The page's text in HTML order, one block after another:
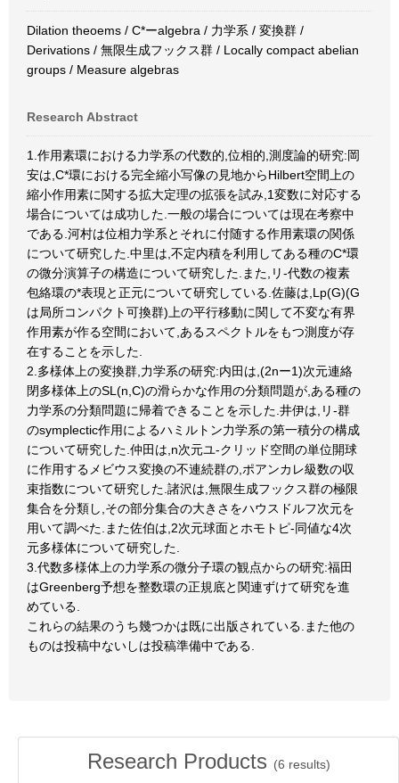
Dilation theoems / C*ーalgebra / 力学系 / 変換群 /
Derivations / 無限生成フックス群 / Locally compact abelian
groups / Measure algebras
Research Abstract
1.作用素環における力学系の代数的,位相的,測度論的研究:岡
安は,C*環における完全縮小写像の見地からHilbert空間上の
縮小作用素に関する拡大定理の拡張を試み,1変数に対応する
場合については成功した.一般の場合については現在考察中
である.河村は位相力学系とそれに付随する作用素環の関係
について研究した.中里は,不定内積を利用してある種のC*環
の微分演算子の構造について研究した.また,リ-代数の複素
包絡環の*表現と正元について研究している.佐藤は,Lp(G)(G
は局所コンパクト可換群)上の平行移動に関して不変な有界
作用素が作る空間において,あるスペクトルをもつ測度が存
在することを示した.
2.多様体上の変換群,力学系の研究:内田は,(2nー1)次元連絡
閉多様体上のSL(n,C)の滑らかな作用の分類問題が,ある種の
力学系の分類問題に帰着できることを示した.井伊は,リ-群
のsymplectic作用によるハミルトン力学系の第一積分の構成
について研究した.仲田は,n次元ユ-クリッド空間の単位開球
に作用するメビウス変換の不連続群の,ポアンカレ級数の収
束指数について研究した.諸沢は,無限生成フックス群の極限
集合を分類し,その部分集合の大きさをハウスドルフ次元を
用いて調べた.また佐伯は,2次元球面とホモトピ-同値な4次
元多様体について研究した.
3.代数多様体上の力学系の微分子環の観点からの研究:福田
はGreenberg予想を整数環の正規底と関連ずけて研究を進
めている.
これらの結果のうち幾つかは既に出版されている.また他の
ものは投稿中ないしは投稿準備中である.
Research Products (6 results)